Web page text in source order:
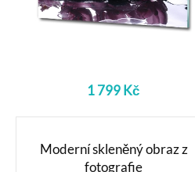
1 799 Kč
Moderní skleněný obraz z
fotografie